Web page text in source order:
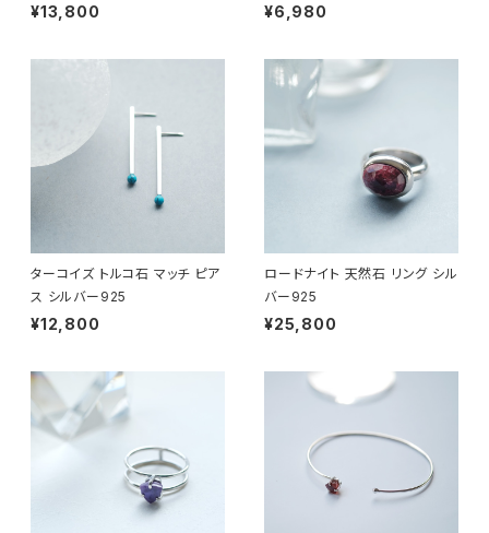
¥13,800 ¥6,980
ターコイズ トルコ石 マッチ ピア
ス シルバー925
¥12,800
ロードナイト 天然石 リング シル
バー925
¥25,800